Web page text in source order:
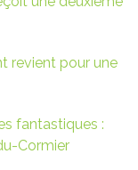
revient pour une
fantastiques :
Cormier